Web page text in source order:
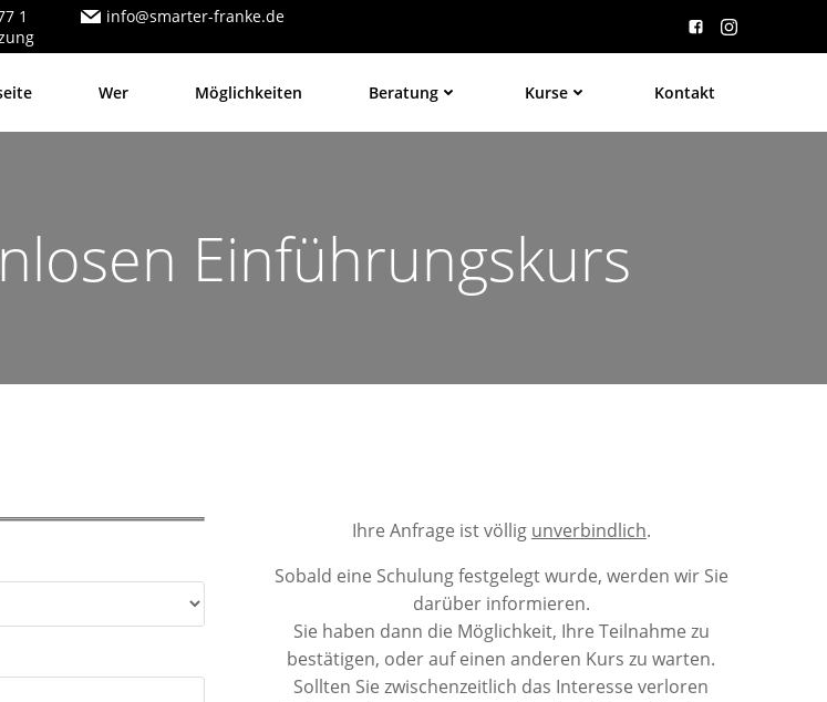
1
info@smarter-franke.de
Wer Möglichkeiten Beratung Kurse Kontakt
Einführungskurs
Ihre Anfrage ist völlig unverbindlich.
Sobald eine Schulung festgelegt wurde, werden wir Sie
darüber informieren.
Sie haben dann die Möglichkeit, Ihre Teilnahme zu
bestätigen, oder auf einen anderen Kurs zu warten.
Sollten Sie zwischenzeitlich das Interesse verloren